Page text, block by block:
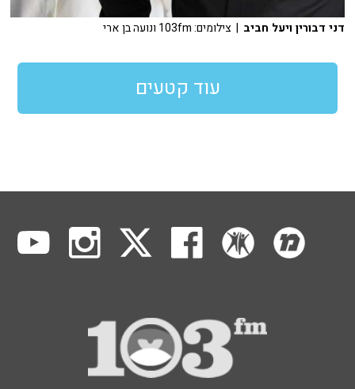
דני דבורין ויעל חביב | צילומים: 103fm ונועה בן ארי
עוד קטעים